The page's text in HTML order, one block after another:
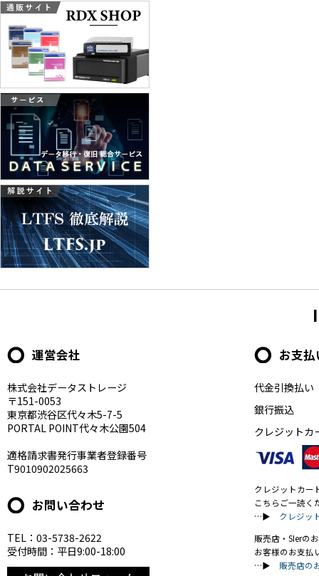
運営会社
株式会社データストレージ
〒151-0053
東京都渋谷区代々木5-7-5
PORTAL POINT代々木公園504
適格請求書発行事業者登録番号
T9010902025663
お問い合わせ
TEL：03-5738-2622
受付時間：平日9:00-18:00
お支
代金引換払い
銀行振込
クレジットカ
クレジットカー
こちらご一読く
…▶ クレジッ
販売店・SIerの
お客様のお支払
…▶ 販売店の